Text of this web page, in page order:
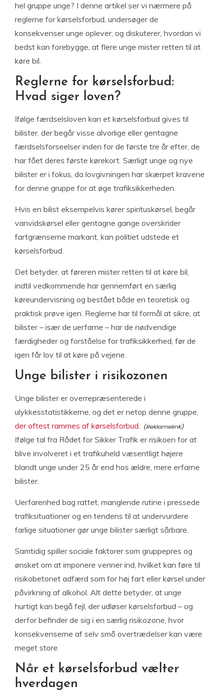
hel gruppe unge? I denne artikel ser vi nærmere på
reglerne for kørselsforbud, undersøger de
konsekvenser unge oplever, og diskuterer, hvordan vi
bedst kan forebygge, at flere unge mister retten til at
køre bil.
Reglerne for kørselsforbud:
Hvad siger loven?
Ifølge færdselsloven kan et kørselsforbud gives til
bilister, der begår visse alvorlige eller gentagne
færdselsforseelser inden for de første tre år efter, de
har fået deres første kørekort. Særligt unge og nye
bilister er i fokus, da lovgivningen har skærpet kravene
for denne gruppe for at øge trafiksikkerheden.
Hvis en bilist eksempelvis kører spirituskørsel, begår
vanvidskørsel eller gentagne gange overskrider
fartgrænserne markant, kan politiet udstede et
kørselsforbud.
Det betyder, at føreren mister retten til at køre bil,
indtil vedkommende har gennemført en særlig
køreundervisning og bestået både en teoretisk og
praktisk prøve igen. Reglerne har til formål at sikre, at
bilister – især de uerfarne – har de nødvendige
færdigheder og forståelse for trafiksikkerhed, før de
igen får lov til at køre på vejene.
Unge bilister i risikozonen
Unge bilister er overrepræsenterede i
ulykkesstatistikkerne, og det er netop denne gruppe,
der oftest rammes af kørselsforbud.
Ifølge tal fra Rådet for Sikker Trafik er risikoen for at
blive involveret i et trafikuheld væsentligt højere
blandt unge under 25 år end hos ældre, mere erfarne
bilister.
Uerfarenhed bag rattet, manglende rutine i pressede
trafiksituationer og en tendens til at undervurdere
farlige situationer gør unge bilister særligt sårbare.
Samtidig spiller sociale faktorer som gruppepres og
ønsket om at imponere venner ind, hvilket kan føre til
risikobetonet adfærd som for høj fart eller kørsel under
påvirkning af alkohol. Alt dette betyder, at unge
hurtigt kan begå fejl, der udløser kørselsforbud – og
derfor befinder de sig i en særlig risikozone, hvor
konsekvenserne af selv små overtrædelser kan være
meget store.
Når et kørselsforbud vælter
hverdagen